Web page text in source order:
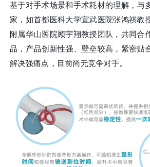
基于对手术场景和手术耗材的理解，与
家，如首都医科大学宣武医院张鸿祺教
附属华山医院顾宇翔教授团队，共同合
品，产品创新性强、壁垒较高，紧密贴
解决强痛点，目前尚无竞争对手。